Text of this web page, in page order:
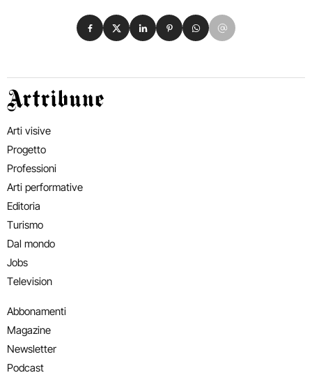
Condividi su Facebook
Condividi su X
Condividi su LinkedIn
Condividi su Pinterest
Condividi su WhatsApp
Condividi su Email
Artribune
Arti visive
Progetto
Professioni
Arti performative
Editoria
Turismo
Dal mondo
Jobs
Television
Abbonamenti
Magazine
Newsletter
Podcast